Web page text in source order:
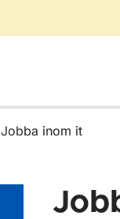
Jobba inom it